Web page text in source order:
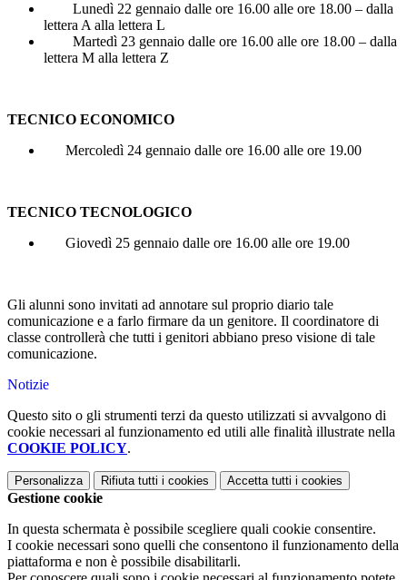
Lunedì 22 gennaio dalle ore 16.00 alle ore 18.00 – dalla
lettera A alla lettera L
Martedì 23 gennaio dalle ore 16.00 alle ore 18.00 – dalla
lettera M alla lettera Z
TECNICO ECONOMICO
Mercoledì 24 gennaio dalle ore 16.00 alle ore 19.00
TECNICO TECNOLOGICO
Giovedì 25 gennaio dalle ore 16.00 alle ore 19.00
Gli alunni sono invitati ad annotare sul proprio diario tale
comunicazione e a farlo firmare da un genitore. Il coordinatore di
classe controllerà che tutti i genitori abbiano preso visione di tale
comunicazione.
Notizie
Questo sito o gli strumenti terzi da questo utilizzati si avvalgono di
cookie necessari al funzionamento ed utili alle finalità illustrate nella
COOKIE POLICY.
Personalizza Rifiuta tutti i cookies Accetta tutti i cookies
Gestione cookie
In questa schermata è possibile scegliere quali cookie consentire.
I cookie necessari sono quelli che consentono il funzionamento della
piattaforma e non è possibile disabilitarli.